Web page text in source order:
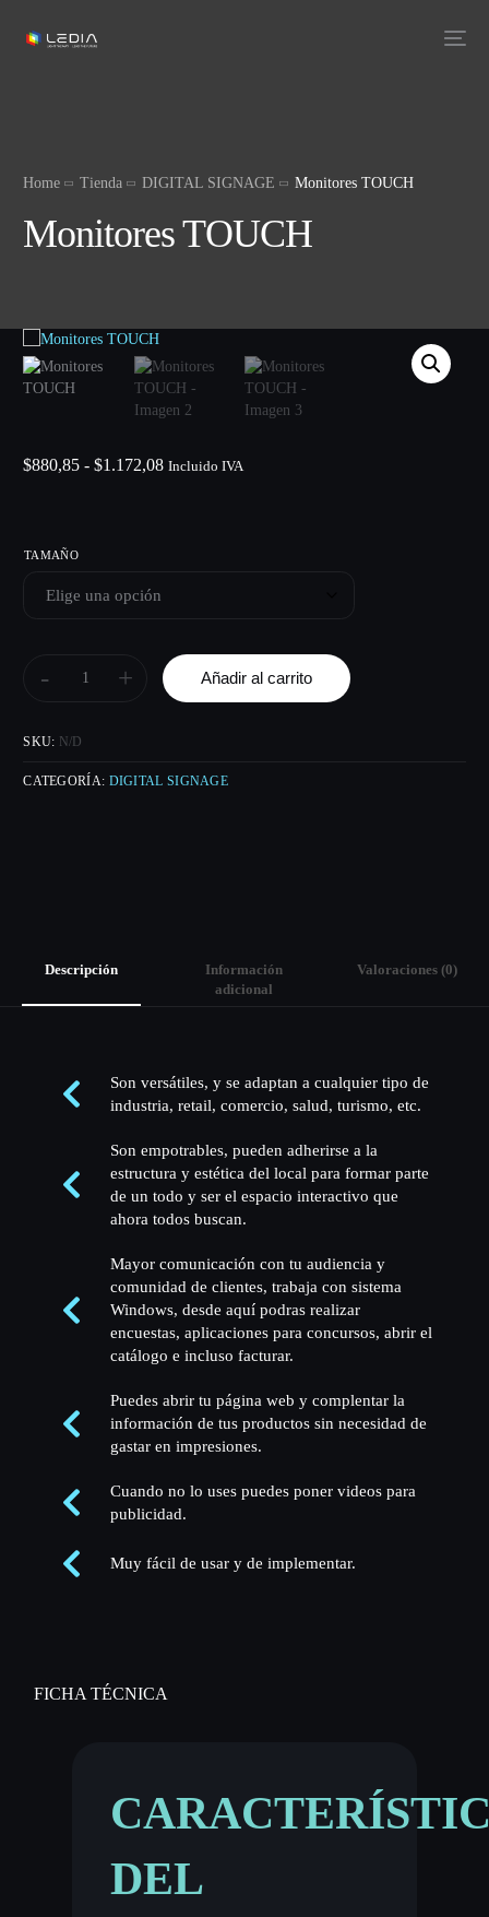
Home Tienda DIGITAL SIGNAGE Monitores TOUCH
Monitores TOUCH
$880,85 - $1.172,08 Incluido IVA
TAMAÑO
+
- Añadir al carrito
SKU: N/D
CATEGORÍA: DIGITAL SIGNAGE
Descripción
Información
adicional
Valoraciones (0)
Son versátiles, y se adaptan a cualquier tipo de
industria, retail, comercio, salud, turismo, etc.
Son empotrables, pueden adherirse a la
estructura y estética del local para formar parte
de un todo y ser el espacio interactivo que
ahora todos buscan.
Mayor comunicación con tu audiencia y
comunidad de clientes, trabaja con sistema
Windows, desde aquí podras realizar
encuestas, aplicaciones para concursos, abrir el
catálogo e incluso facturar.
Puedes abrir tu página web y complentar la
información de tus productos sin necesidad de
gastar en impresiones.
Cuando no lo uses puedes poner videos para
publicidad.
Muy fácil de usar y de implementar.
FICHA TÉCNICA
DEL